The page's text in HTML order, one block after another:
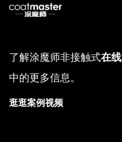
了解涂魔师非接触式在
中的更多信息。
逛逛案例视频